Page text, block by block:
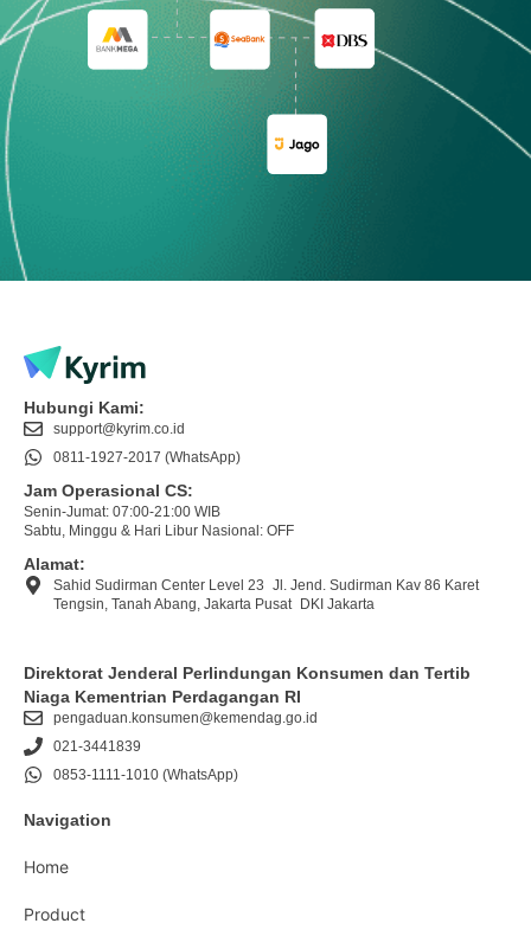
Hubungi Kami:
support@kyrim.co.id
0811-1927-2017 (WhatsApp)
Jam Operasional CS:
Senin-Jumat: 07:00-21:00 WIB
Sabtu, Minggu & Hari Libur Nasional: OFF
Alamat:
Sahid Sudirman Center Level 23 Jl. Jend. Sudirman Kav 86 Karet
Tengsin, Tanah Abang, Jakarta Pusat DKI Jakarta
Direktorat Jenderal Perlindungan Konsumen dan Tertib
Niaga Kementrian Perdagangan RI
pengaduan.konsumen@kemendag.go.id
021-3441839
0853-1111-1010 (WhatsApp)
Navigation
Home
Product